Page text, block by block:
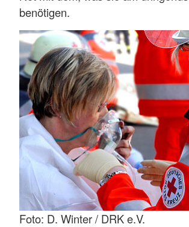
benötigen.
Foto: D. Winter / DRK e.V.